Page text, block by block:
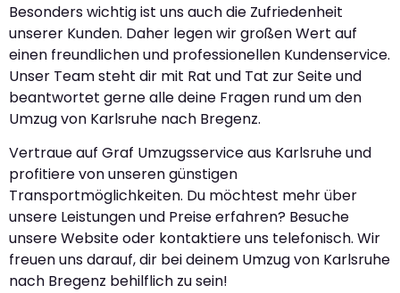
Besonders wichtig ist uns auch die Zufriedenheit
unserer Kunden. Daher legen wir großen Wert auf
einen freundlichen und professionellen Kundenservice.
Unser Team steht dir mit Rat und Tat zur Seite und
beantwortet gerne alle deine Fragen rund um den
Umzug von Karlsruhe nach Bregenz.
Vertraue auf Graf Umzugsservice aus Karlsruhe und
profitiere von unseren günstigen
Transportmöglichkeiten. Du möchtest mehr über
unsere Leistungen und Preise erfahren? Besuche
unsere Website oder kontaktiere uns telefonisch. Wir
freuen uns darauf, dir bei deinem Umzug von Karlsruhe
nach Bregenz behilflich zu sein!